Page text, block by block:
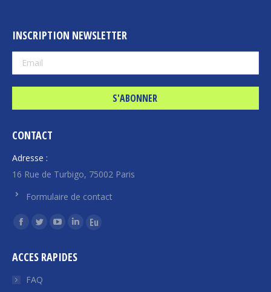
INSCRIPTION NEWSLETTER
CONTACT
Adresse :
16 Rue de Turbigo, 75002 Paris
Formulaire de contact
Trouvez nous sur :
La
Facebook
s'ouvre
La
Twitter
s'ouvre
La
YouTube
La
LinkedIn
La
ACCES RAPIDES
FAQ